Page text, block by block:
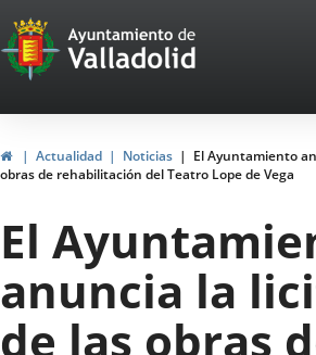
Portal
Web
del
Ayuntamiento
de
Valladolid
HomeActualidad Noticias
El Ayuntamiento
obras de rehabilitación del Teatro Lope de Vega
El
anuncia la
de las obras